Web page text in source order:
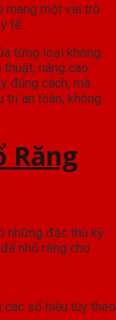
mang một vai trò
tế.
từng loại không
nâng cao
đúng cách, mà
trị an toàn, không
Răng
những đặc thù kỹ
nhổ răng cho
số hiệu tùy